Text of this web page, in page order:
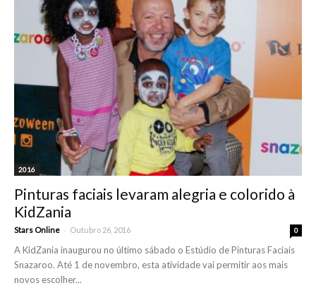
2016
Pinturas faciais levaram alegria e colorido à
KidZania
Stars Online - Outubro 26, 2016 0
A KidZania inaugurou no último sábado o Estúdio de Pinturas Faciais
Snazaroo. Até 1 de novembro, esta atividade vai permitir aos mais
novos escolher...